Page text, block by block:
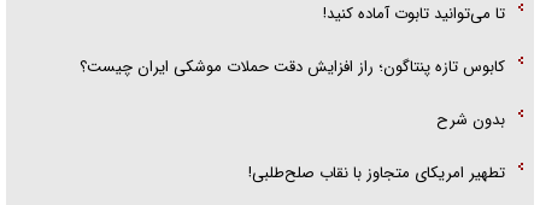
تا می‌توانید تابوت آماده کنید!
کابوس تازه پنتاگون؛ راز افزایش دقت حملات موشکی ایران چیست؟
بدون شرح
تطهیر امریکای متجاوز با نقاب صلح‌طلبی!